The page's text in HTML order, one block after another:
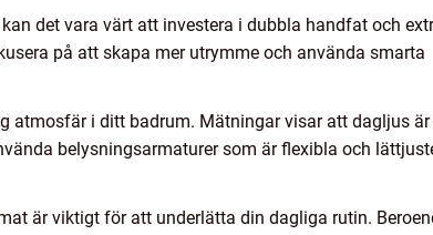
det vara värt att investera i dubbla handfat och
på att skapa mer utrymme och använda smarta
atmosfär i ditt badrum. Mätningar visar att dagljus
belysningsarmaturer som är flexibla och
är viktigt för att underlätta din dagliga rutin.